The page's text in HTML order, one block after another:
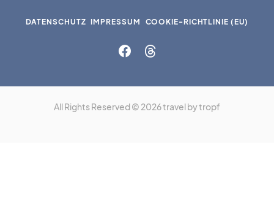
DATENSCHUTZ IMPRESSUM COOKIE-RICHTLINIE (EU)
All Rights Reserved © 2026 travel by tropf